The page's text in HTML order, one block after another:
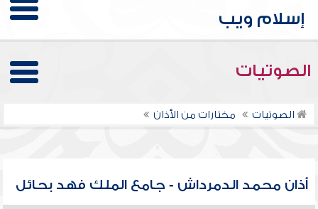
الصوتيات
الصوتيات مختارات من الأذان
أذان محمد الدمرداش - جامع الملك فهد بحائل